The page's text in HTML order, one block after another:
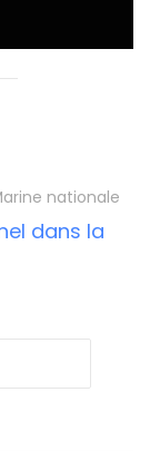
nationale